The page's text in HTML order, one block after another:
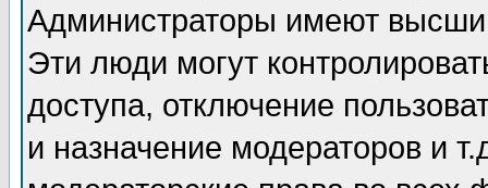
Администраторы имеют
Эти люди могут
доступа, отключение
и назначение модераторов и